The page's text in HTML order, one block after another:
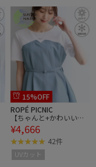
15%OFF
ROPÉ PICNIC
【ちゃんと+かわいい保
証】エアリーリネンライ
ク ドッキングカットトッ
プス/UVケア
¥4,666
42件
UVカット